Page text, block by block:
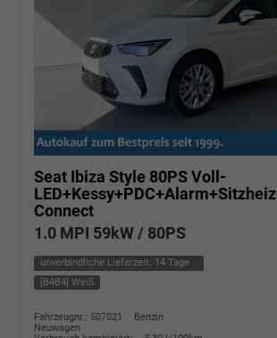
Seat Ibiza Style 80PS Voll-
Connect
1.0 MPI 59kW / 80PS
unverbindliche Lieferzeit: 14 Tage
[B4B4] Weiß
Fahrzeugnr.: 507021
Benzin
Neuwagen